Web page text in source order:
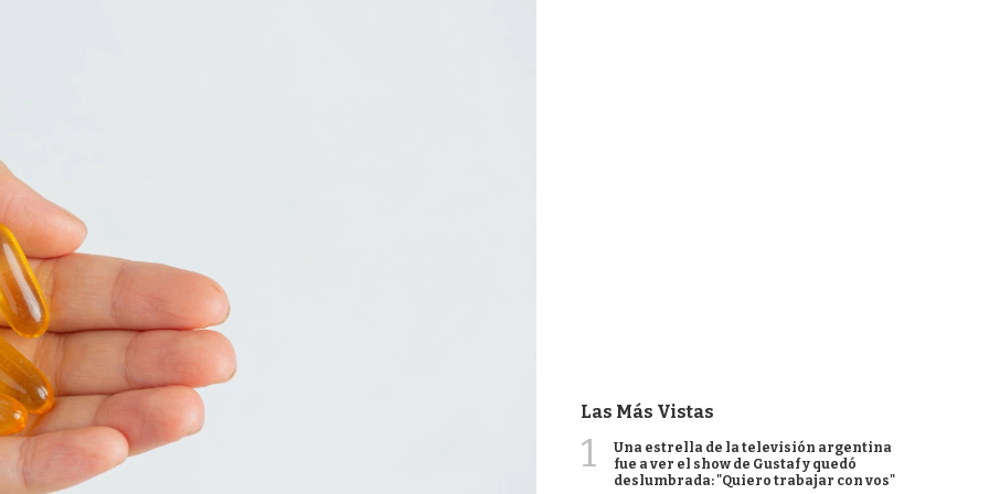
Las Más Vistas
1
Una estrella de la televisión argentina
fue a ver el show de Gustaf y quedó
deslumbrada: "Quiero trabajar con vos"